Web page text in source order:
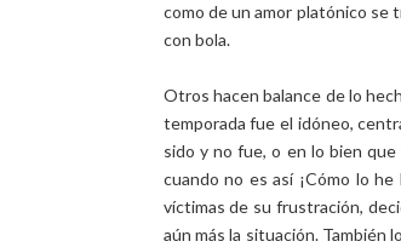
como de un amor platónico se
con bola.
Otros hacen balance de lo
temporada fue el idóneo,
sido y no fue, o en lo bien
cuando no es así ¡Cómo lo
víctimas de su frustración,
aún más la situación. También